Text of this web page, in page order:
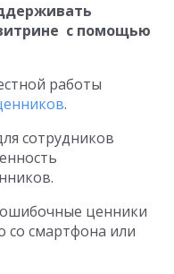
с помощью
работы
.
сотрудников
ценники
со смартфона или